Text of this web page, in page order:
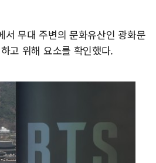
무대 주변의 문화유산인 광화문
고 위해 요소를 확인했다.